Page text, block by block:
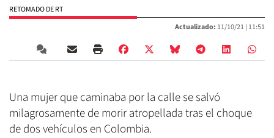
RETOMADO DE RT
Actualizado: 11/10/21 | 11:51
Una mujer que caminaba por la calle se salvó
milagrosamente de morir atropellada tras el choque
de dos vehículos en Colombia.